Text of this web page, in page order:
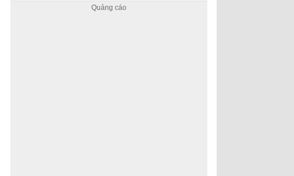
và bà cô trong văn bản Trong
Đóng vai là người chứng kiến cuộc nói chuyện